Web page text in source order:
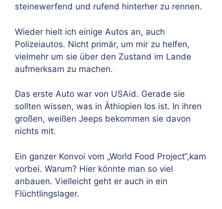
steinewerfend und rufend hinterher zu rennen.
Wieder hielt ich einige Autos an, auch
Polizeiautos. Nicht primär, um mir zu helfen,
vielmehr um sie über den Zustand im Lande
aufmerksam zu machen.
Das erste Auto war von USAid. Gerade sie
sollten wissen, was in Äthiopien los ist. In ihren
großen, weißen Jeeps bekommen sie davon
nichts mit.
Ein ganzer Konvoi vom „World Food Project“,kam
vorbei. Warum? Hier könnte man so viel
anbauen. Vielleicht geht er auch in ein
Flüchtlingslager.